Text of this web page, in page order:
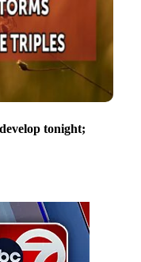
tonight;